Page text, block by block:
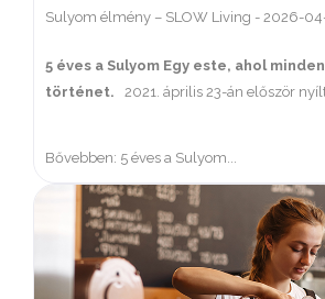
Sulyom élmény – SLOW Living - 2026-
5 éves a Sulyom Egy este, ahol
történet.
2021. április 23-án először nyílt
Bővebben: 5 éves a Sulyom...